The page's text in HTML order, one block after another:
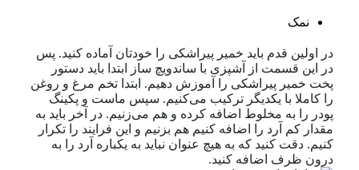
نمک
در اولین قدم باید خمیر پیراشکی را خودتان آماده کنید. پس
در این قسمت از آشپزی با ساندویچ ساز ابتدا باید دستور
پخت خمیر پیراشکی را آموزش دهیم. ابتدا تخم مرغ و روغن
را کاملا با یکدیگر ترکیب می‌کنیم. سپس ماست و پکینگ
پودر را به مخلوط اضافه کرده و هم می‌زنیم. در آخر باید به
مقدار کم آرد را اضافه کنیم هم بزنیم و این فرایند را تکرار
کنیم. دقت کنید که به هیچ عنوان نباید به یکباره آرد را به
درون ظرف اضافه کنید.